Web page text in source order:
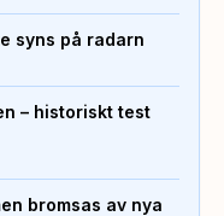
syns på radarn
– historiskt test
bromsas av nya